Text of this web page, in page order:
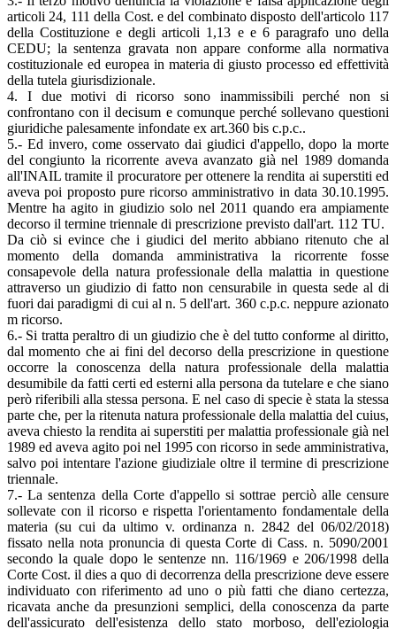
articoli 24, 111 della Cost. e del combinato disposto dell'articolo 117
della Costituzione e degli articoli 1,13 e e 6 paragrafo uno della
CEDU; la sentenza gravata non appare conforme alla normativa
costituzionale ed europea in materia di giusto processo ed effettività
della tutela giurisdizionale.
4. I due motivi di ricorso sono inammissibili perché non si
confrontano con il decisum e comunque perché sollevano questioni
giuridiche palesamente infondate ex art.360 bis c.p.c..
5.- Ed invero, come osservato dai giudici d'appello, dopo la morte
del congiunto la ricorrente aveva avanzato già nel 1989 domanda
all'INAIL tramite il procuratore per ottenere la rendita ai superstiti ed
aveva poi proposto pure ricorso amministrativo in data 30.10.1995.
Mentre ha agito in giudizio solo nel 2011 quando era ampiamente
decorso il termine triennale di prescrizione previsto dall'art. 112 TU.
Da ciò si evince che i giudici del merito abbiano ritenuto che al
momento della domanda amministrativa la ricorrente fosse
consapevole della natura professionale della malattia in questione
attraverso un giudizio di fatto non censurabile in questa sede al di
fuori dai paradigmi di cui al n. 5 dell'art. 360 c.p.c. neppure azionato
m ricorso.
6.- Si tratta peraltro di un giudizio che è del tutto conforme al diritto,
dal momento che ai fini del decorso della prescrizione in questione
occorre la conoscenza della natura professionale della malattia
desumibile da fatti certi ed esterni alla persona da tutelare e che siano
però riferibili alla stessa persona. E nel caso di specie è stata la stessa
parte che, per la ritenuta natura professionale della malattia del cuius,
aveva chiesto la rendita ai superstiti per malattia professionale già nel
1989 ed aveva agito poi nel 1995 con ricorso in sede amministrativa,
salvo poi intentare l'azione giudiziale oltre il termine di prescrizione
triennale.
7.- La sentenza della Corte d'appello si sottrae perciò alle censure
sollevate con il ricorso e rispetta l'orientamento fondamentale della
materia (su cui da ultimo v. ordinanza n. 2842 del 06/02/2018)
fissato nella nota pronuncia di questa Corte di Cass. n. 5090/2001
secondo la quale dopo le sentenze nn. 116/1969 e 206/1998 della
Corte Cost. il dies a quo di decorrenza della prescrizione deve essere
individuato con riferimento ad uno o più fatti che diano certezza,
ricavata anche da presunzioni semplici, della conoscenza da parte
dell'assicurato dell'esistenza dello stato morboso, dell'eziologia